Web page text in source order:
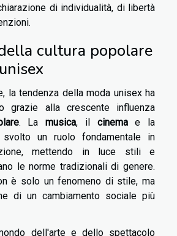
di individualità, di libertà
cultura popolare
la tendenza della moda unisex ha
grazie alla crescente influenza
. La musica, il cinemae la
svolto un ruolo fondamentale in
mettendo in luce stili e
le norme tradizionali di genere.
è solo un fenomeno di stile, ma
di un cambiamento sociale più
dell'arte e dello spettacolo